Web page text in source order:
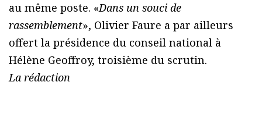
au même poste. «Dans un souci de
rassemblement», Olivier Faure a par ailleurs
offert la présidence du conseil national à
Hélène Geoffroy, troisième du scrutin.
La rédaction